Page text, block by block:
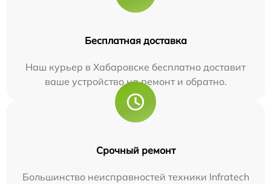
Бесплатная доставка
Наш курьер в Хабаровске бесплатно доставит
ваше устройство на ремонт и обратно.
Срочный ремонт
Большинство неисправностей техники Infratech